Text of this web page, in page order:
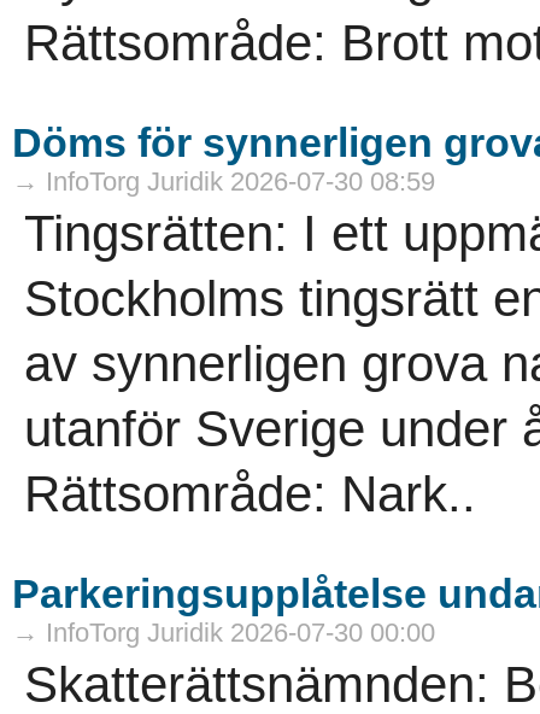
Rättsområde: Brott
Döms för synnerligen
→ InfoTorg Juridik 2026-07-30 08:59
Tingsrätten: I ett
Stockholms tingsrätt
av synnerligen grova
utanför Sverige under
Rättsområde: Nark..
Parkeringsupplåtelse
→ InfoTorg Juridik 2026-07-30 00:00
Skatterättsnämnden: